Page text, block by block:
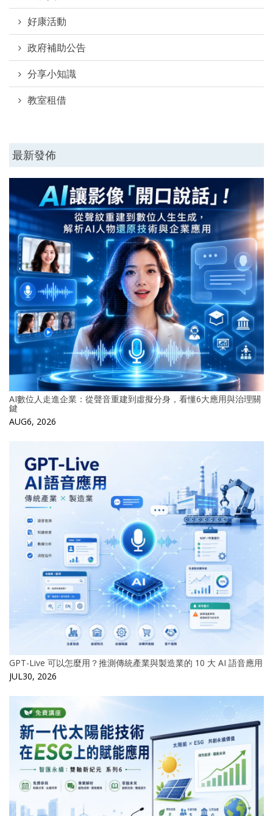
好康活動
政府補助公告
分享小知識
教室租借
最新發佈
AI數位人走進企業：從聲音重建到虛擬分身，看懂6大應用與治理關
鍵
AUG6, 2026
GPT-Live 可以怎麼用？推測傳統產業與製造業的 10 大 AI 語音應用
JUL30, 2026